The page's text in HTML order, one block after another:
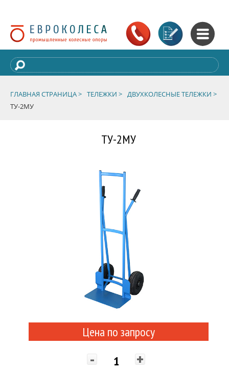
ГЛАВНАЯ СТРАНИЦА > ТЕЛЕЖКИ > ДВУХКОЛЕСНЫЕ ТЕЛЕЖКИ >
ТУ-2МУ
ТУ-2МУ
Цена по запросу
- +